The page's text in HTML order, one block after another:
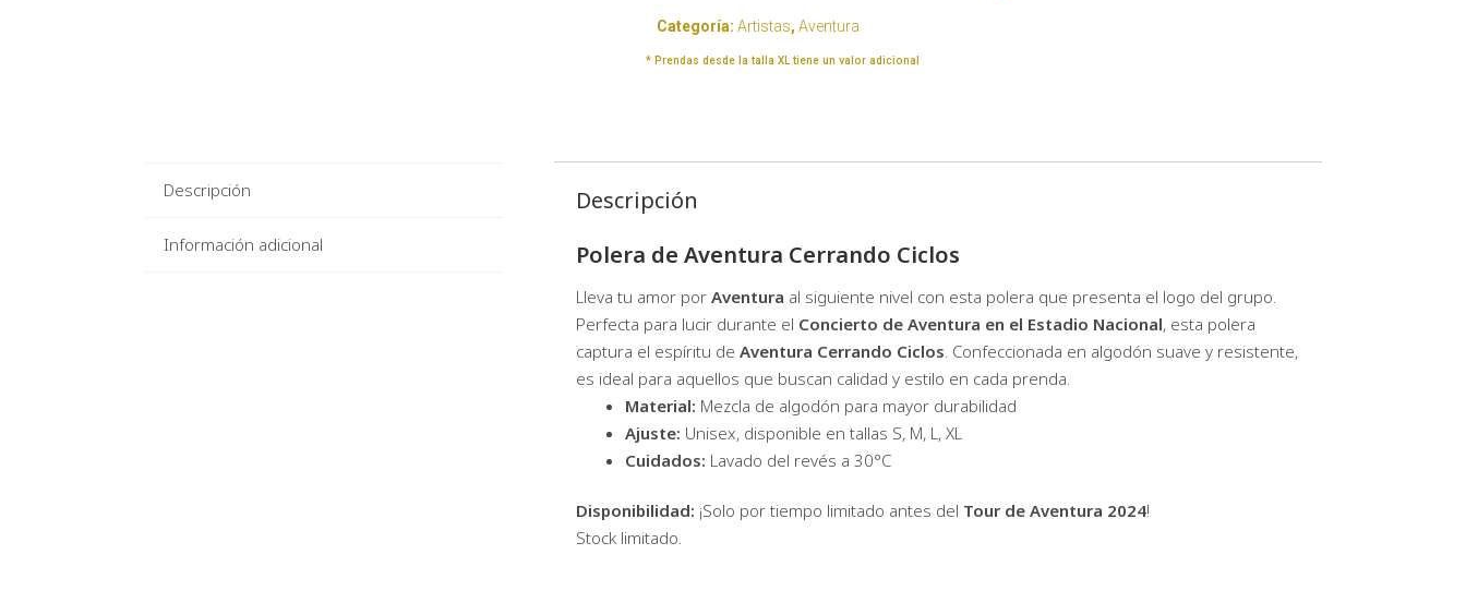
Categoría:Artistas,Aventura
* Prendas desde la talla XL tiene un valor adicional
Descripción
Información adicional
Descripción
Polera de Aventura Cerrando Ciclos
Lleva tu amor por Aventura al siguiente nivel con esta polera que presenta el logo del grupo.
Perfecta para lucir durante el Concierto de Aventura en el Estadio Nacional, esta polera
captura el espíritu de Aventura Cerrando Ciclos . Confeccionada en algodón suave y resistente,
es ideal para aquellos que buscan calidad y estilo en cada prenda.
Material: Mezcla de algodón para mayor durabilidad
Ajuste: Unisex, disponible en tallas S, M, L, XL
Cuidados: Lavado del revés a 30°C
Disponibilidad: ¡Solo por tiempo limitado antes del Tour de Aventura 2024!
Stock limitado.